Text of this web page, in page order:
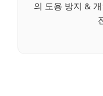
의 도용 방지 &